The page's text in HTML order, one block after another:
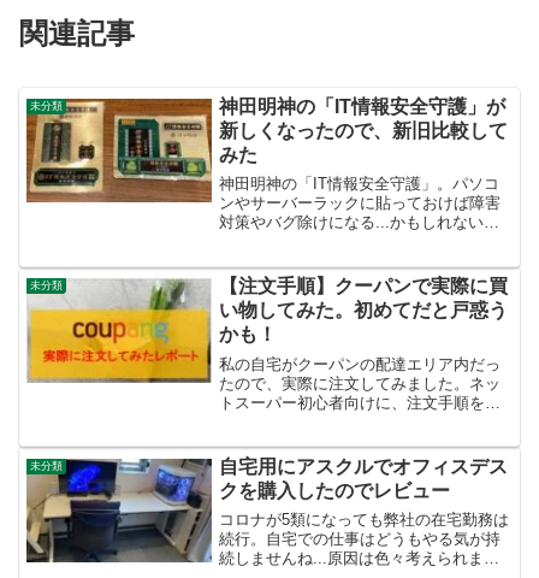
関連記事
未分類
神田明神の「IT情報安全守護」が
新しくなったので、新旧比較して
みた
神田明神の「IT情報安全守護」。パソコ
ンやサーバーラックに貼っておけば障害
対策やバグ除けになる...かもしれないお
を期に新しい「IT情報安全守護」をいた
だいてきま...
未分類
【注文手順】クーパンで実際に買
い物してみた。初めてだと戸惑う
かも！
私の自宅がクーパンの配達エリア内だっ
たので、実際に注文してみました。ネッ
トスーパー初心者向けに、注文手順を細
品は問題なく届くのか・・・アプリイン
ストール・会員登録まず...
未分類
自宅用にアスクルでオフィスデス
クを購入したのでレビュー
コロナが5類になっても弊社の在宅勤務は
続行。自宅での仕事はどうもやる気が持
続しませんね...原因は色々考えられます